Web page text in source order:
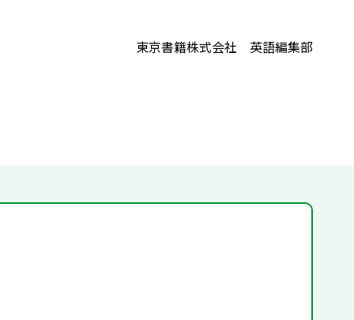
東京書籍株式会社 英語編集部